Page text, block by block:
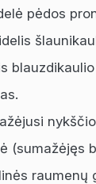
pėdos
(sumažėjęs
raumenų